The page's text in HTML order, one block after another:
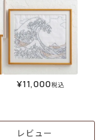
¥11,000税込
レビュー